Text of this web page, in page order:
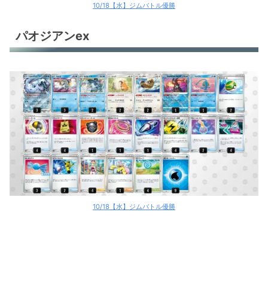
10/18【水】ジムバトル優勝
パオジアンex
10/18【水】ジムバトル優勝